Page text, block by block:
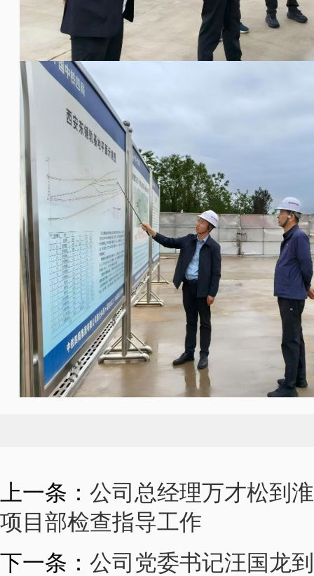
上一条： 公司总经理万才松到
项目部检查指导工作
下一条： 公司党委书记汪国龙